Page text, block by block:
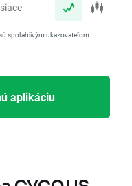
spoľahlivým ukazovateľom
aplikáciu